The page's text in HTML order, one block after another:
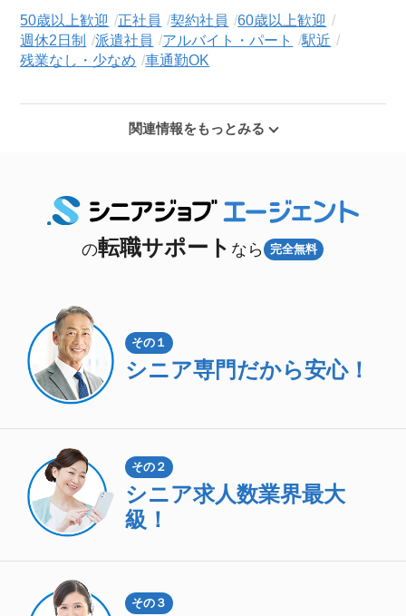
50歳以上歓迎 正社員 契約社員
60歳以上歓迎
週休2日制
派遣社員 アルバイト・パート
駅近
残業なし・少なめ
車通勤OK
関連情報をもっとみる
の転職サポート なら 完全無料
その１
シニア専門だから安心！
その２
シニア求人数業界最大
級！
その３